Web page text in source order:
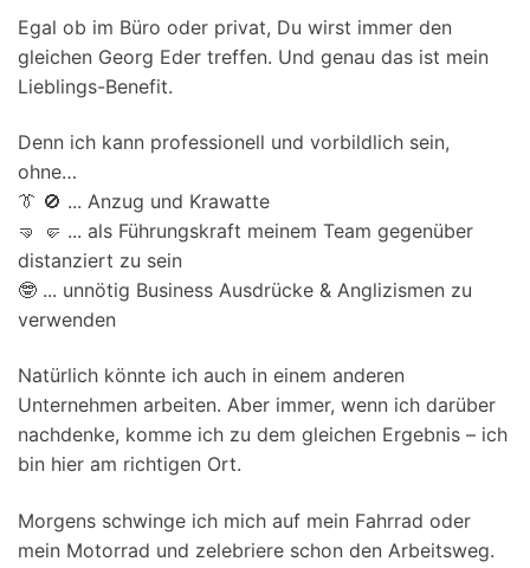
Egal ob im Büro oder privat, Du wirst immer den
gleichen Georg Eder treffen. Und genau das ist mein
Lieblings-Benefit.
Denn ich kann professionell und vorbildlich sein,
ohne…
👔 🚫 ... Anzug und Krawatte
🤜 🤛 ... als Führungskraft meinem Team gegenüber
distanziert zu sein
🤓 ... unnötig Business Ausdrücke & Anglizismen zu
verwenden
Natürlich könnte ich auch in einem anderen
Unternehmen arbeiten. Aber immer, wenn ich darüber
nachdenke, komme ich zu dem gleichen Ergebnis – ich
bin hier am richtigen Ort.
Morgens schwinge ich mich auf mein Fahrrad oder
mein Motorrad und zelebriere schon den Arbeitsweg.